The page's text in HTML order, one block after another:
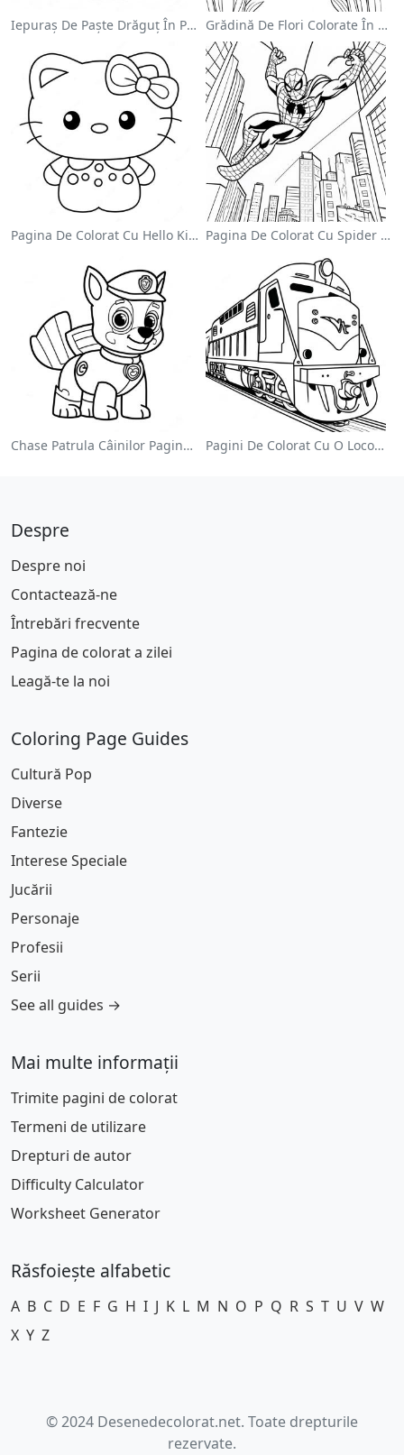
Iepuraș De Paște Drăguț În Pagină De Colorat Grădină De Flori Colorate În Pagină De Colorat
Pagina De Colorat Cu Hello Kitty Drăguță Cu Fundiță Pagina De Colorat Cu Spider Man Swinging Prin Oraș
Chase Patrula Câinilor Pagina De Colorat Pagini De Colorat Cu O Locomotivă Colorată
Despre
Despre noi
Contactează-ne
Întrebări frecvente
Pagina de colorat a zilei
Leagă-te la noi
Coloring Page Guides
Cultură Pop
Diverse
Fantezie
Interese Speciale
Jucării
Personaje
Profesii
Serii
See all guides →
Mai multe informații
Trimite pagini de colorat
Termeni de utilizare
Drepturi de autor
Difficulty Calculator
Worksheet Generator
Răsfoiește alfabetic
A B C D E F G H I J K L M N O P Q R S T U V W
X Y Z
© 2024 Desenedecolorat.net. Toate drepturile
rezervate.